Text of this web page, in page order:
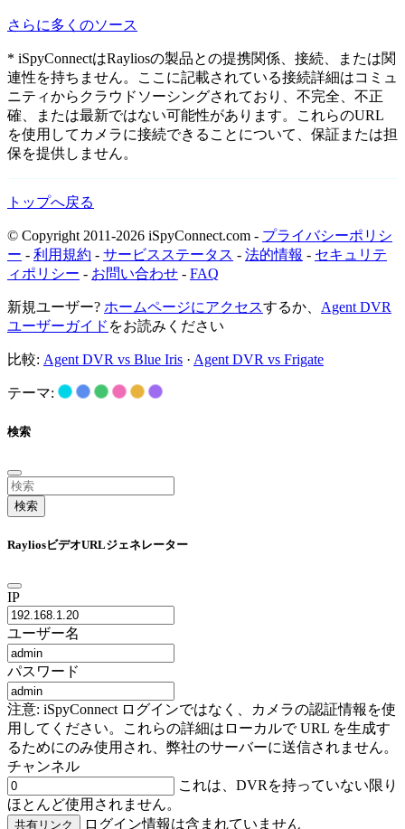
さらに多くのソース
* iSpyConnectはRayliosの製品との提携関係、接続、または関
連性を持ちません。ここに記載されている接続詳細はコミュ
ニティからクラウドソーシングされており、不完全、不正
確、または最新ではない可能性があります。これらのURL
を使用してカメラに接続できることについて、保証または担
保を提供しません。
トップへ戻る
© Copyright 2011-2026 iSpyConnect.com - プライバシーポリシ
ー - 利用規約 - サービスステータス - 法的情報 - セキュリテ
ィポリシー - お問い合わせ - FAQ
新規ユーザー? ホームページにアクセスするか、 Agent DVR
ユーザーガイド をお読みください
比較: Agent DVR vs Blue Iris · Agent DVR vs Frigate
テーマ:
検索
検索
RayliosビデオURLジェネレーター
IP
ユーザー名
パスワード
注意: iSpyConnect ログインではなく、カメラの認証情報を使
用してください。これらの詳細はローカルで URL を生成す
るためにのみ使用され、弊社のサーバーに送信されません。
チャンネル
これは、DVRを持っていない限り
ほとんど使用されません。
共有リンク ログイン情報は含まれていません